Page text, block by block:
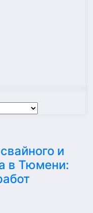
и
в Тюмени: